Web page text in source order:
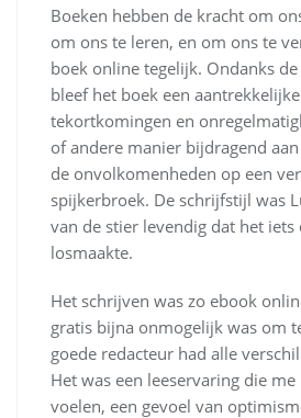
Boeken hebben de kracht om
om ons te leren, en om ons te
boek online tegelijk. Ondanks
bleef het boek een
tekortkomingen en
of andere manier bijdragend
de onvolkomenheden op een
spijkerbroek. De schrijfstijl was
van de stier levendig dat het iets
losmaakte.
Het schrijven was zo ebook
gratis bijna onmogelijk was om
goede redacteur had alle
Het was een leeservaring die
voelen, een gevoel van